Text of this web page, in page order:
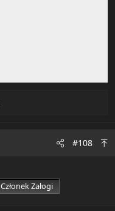
#108
Członek Załogi